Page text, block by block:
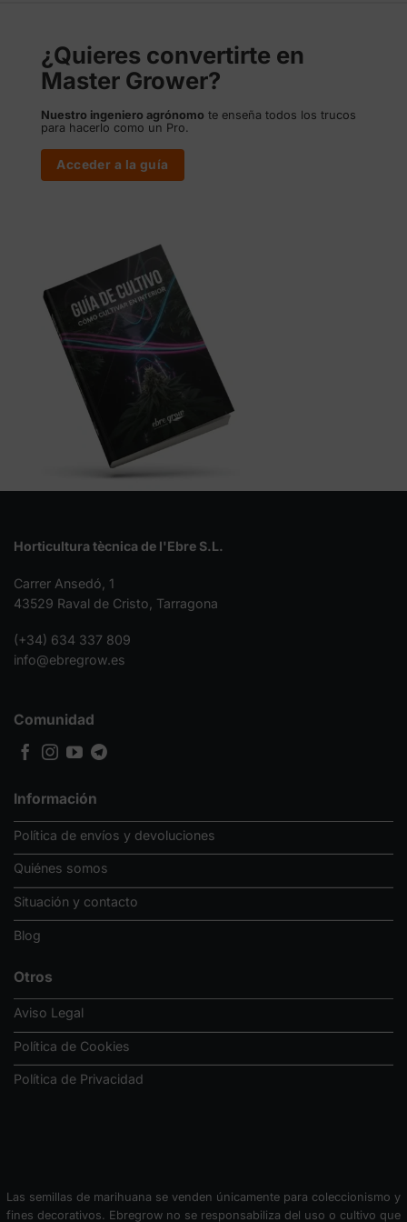
¿Quieres convertirte en
Master Grower?
Nuestro ingeniero agrónomo te enseña todos los trucos
para hacerlo como un Pro.
Acceder a la guía
Horticultura tècnica de l'Ebre S.L.
Carrer Ansedó, 1
43529 Raval de Cristo, Tarragona
(+34) 634 337 809
info@ebregrow.es
Información
Política de envíos y devoluciones
Quiénes somos
Situación y contacto
Blog
Otros
Aviso Legal
Política de Cookies
Política de Privacidad
Comunidad
Las semillas de marihuana se venden únicamente para coleccionismo y
fines decorativos. Ebregrow no se responsabiliza del uso o cultivo que